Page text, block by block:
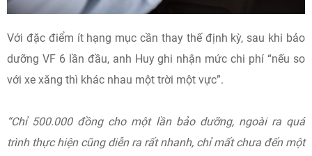
Với đặc điểm ít hạng mục cần thay thế định kỳ, sau khi bảo
dưỡng VF 6 lần đầu, anh Huy ghi nhận mức chi phí “nếu so
với xe xăng thì khác nhau một trời một vực”.
“Chỉ 500.000 đồng cho một lần bảo dưỡng, ngoài ra quá
trình thực hiện cũng diễn ra rất nhanh, chỉ mất chưa đến một